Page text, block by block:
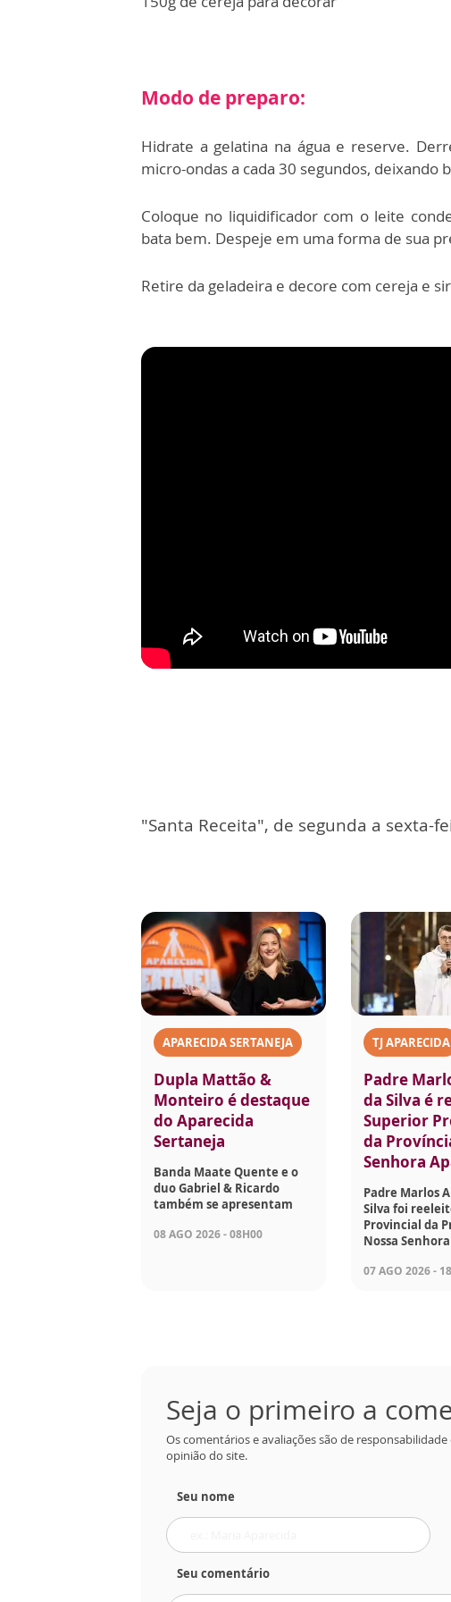
Modo de preparo:
Hidrate a gelatina na água e reserve.
micro-ondas a cada 30 segundos, deixando
Coloque no liquidificador com o leite
bata bem. Despeje em uma forma de sua
Retire da geladeira e decore com cereja e
"Santa Receita", de segunda a sexta-
APARECIDA SERTANEJA
Dupla Mattão &
Monteiro é destaque
do Aparecida
Sertaneja
Banda Maate Quente e o
duo Gabriel & Ricardo
também se apresentam
08 AGO 2026 - 08H00
TJ APARECIDA
Padre
da Silva é
Superior
da
Senhora
Padre Marlos
Silva foi
Provincial da
Nossa
07 AGO 2026 -
Seja o primeiro a
Os comentários e avaliações são de
opinião do site.
Seu nome
Seu comentário